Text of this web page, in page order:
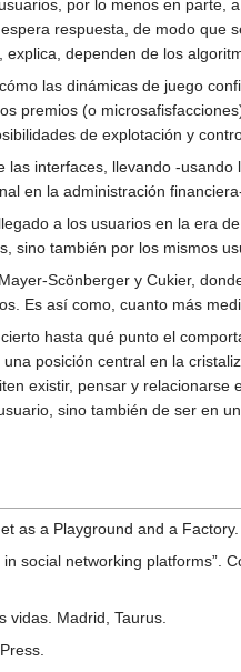
por lo menos en
respuesta, de modo
dependen de los
las dinámicas de juego
premios (o
de explotación y
interfaces, llevando -
en la administración
a los usuarios en la era
sino también por los mismos
Scönberger y Cukier,
Es así como, cuanto más
hasta qué punto el
posición central en la
existir, pensar y
sino también de ser en
as a Playground and a
social networking platforms”.
vidas. Madrid, Taurus.